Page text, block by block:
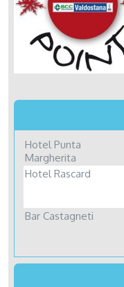
Hotel Punta
Margherita
Hotel Rascard
Bar Castagneti